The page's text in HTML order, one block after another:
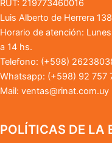
RUT: 219773460016
Luis Alberto de Herrera
Horario de atención:
a 14 hs.
Telefono: (+598)
Whatsapp: (+598) 92 757
Mail: ventas@rinat.com.uy
POLÍTICAS DE LA